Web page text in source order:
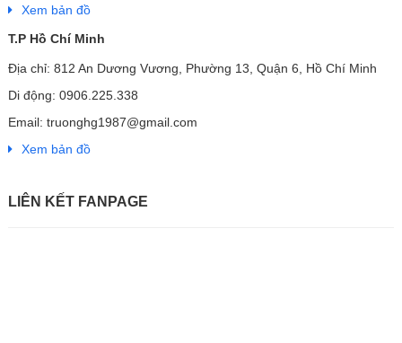
Xem bản đồ
T.P Hồ Chí Minh
Địa chỉ: 812 An Dương Vương, Phường 13, Quận 6, Hồ Chí Minh
Di động: 0906.225.338
Email: truonghg1987@gmail.com
Xem bản đồ
LIÊN KẾT FANPAGE